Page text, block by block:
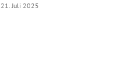
21. Juli 2025